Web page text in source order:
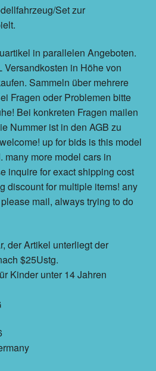
Set zur
in parallelen Angeboten.
in Höhe von
Sammeln über mehrere
Fragen oder Problemen bitte
Bei konkreten Fragen mailen
Nummer ist in den AGB zu
up for bids is this model
many more model cars in
inquire for exact shipping cost
discount for multiple items! any
mail, always trying to do
der Artikel unterliegt der
$25Ustg.
Kinder unter 14 Jahren